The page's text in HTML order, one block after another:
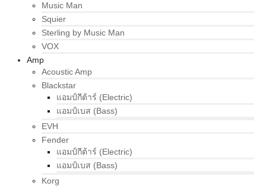
Music Man
Squier
Sterling by Music Man
VOX
Amp
Acoustic Amp
Blackstar
แอมป์กีต้าร์ (Electric)
แอมป์เบส (Bass)
EVH
Fender
แอมป์กีต้าร์ (Electric)
แอมป์เบส (Bass)
Korg